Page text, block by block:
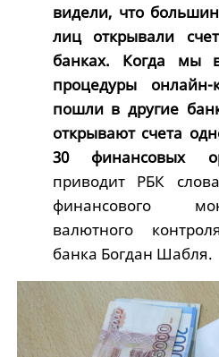
видели, что
лиц открывали
банках. Когда мы
процедуры онлайн-
пошли в другие
открывают счета
30 финансовых
приводит РБК
финансового
валютного
банка Богдан Шабля.